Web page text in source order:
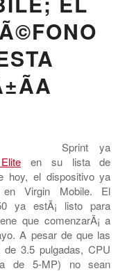
HACER
LG
EN
EL
Sprint ya
en su lista de